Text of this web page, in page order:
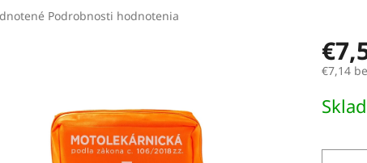
Podrobnosti hodnotenia
€7,14
cena: